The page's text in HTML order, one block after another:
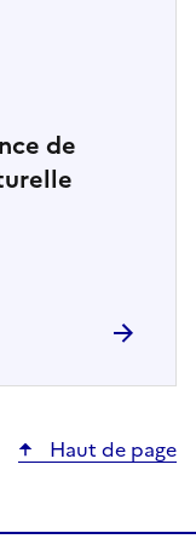
de
Haut de page